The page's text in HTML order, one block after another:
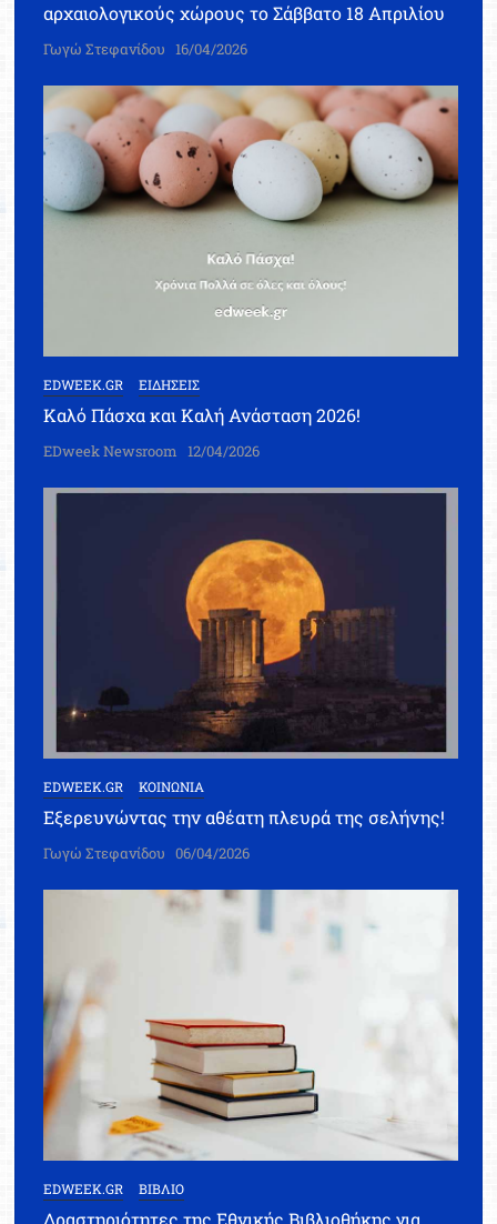
αρχαιολογικούς χώρους το Σάββατο 18 Απριλίου
Γωγώ Στεφανίδου 16/04/2026
EDWEEK.GR ΕΙΔΗΣΕΙΣ
Καλό Πάσχα και Καλή Ανάσταση 2026!
EDweek Newsroom 12/04/2026
EDWEEK.GR ΚΟΙΝΩΝΙΑ
Εξερευνώντας την αθέατη πλευρά της σελήνης!
Γωγώ Στεφανίδου 06/04/2026
EDWEEK.GR ΒΙΒΛΙΟ
Δραστηριότητες της Εθνικής Βιβλιοθήκης για